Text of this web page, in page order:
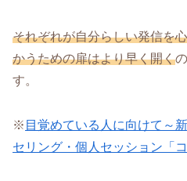
それぞれが自分らしい発信を
かうための扉はより早く開く
す。
※ 目覚めている人に向けて～
セリング・個人セッション「